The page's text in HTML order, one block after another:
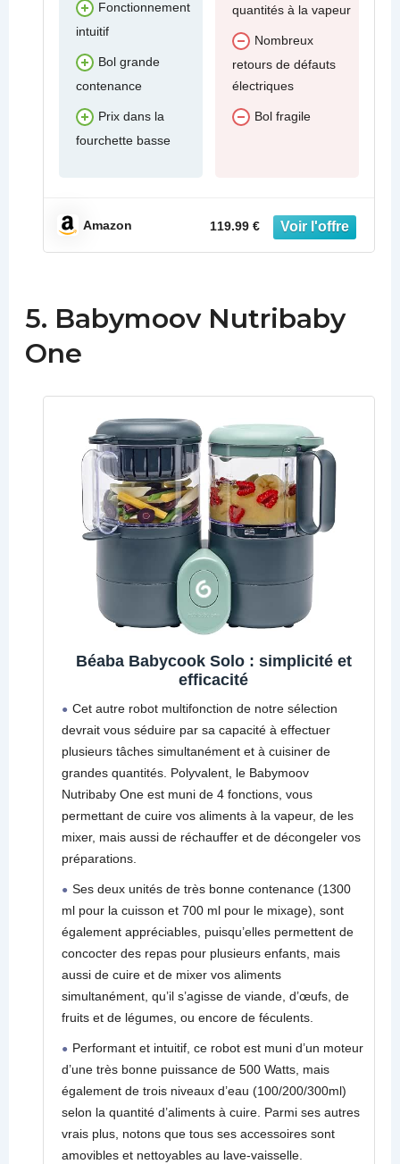
Fonctionnement
intuitif
Bol grande
contenance
Prix dans la
fourchette basse
quantités à la vapeur
Nombreux
retours de défauts
électriques
Bol fragile
Amazon 119.99 €
5. Babymoov Nutribaby
One
Béaba Babycook Solo : simplicité et
efficacité
Cet autre robot multifonction de notre sélection
devrait vous séduire par sa capacité à effectuer
plusieurs tâches simultanément et à cuisiner de
grandes quantités. Polyvalent, le Babymoov
Nutribaby One est muni de 4 fonctions, vous
permettant de cuire vos aliments à la vapeur, de les
mixer, mais aussi de réchauffer et de décongeler vos
préparations.
Ses deux unités de très bonne contenance (1300
ml pour la cuisson et 700 ml pour le mixage), sont
également appréciables, puisqu’elles permettent de
concocter des repas pour plusieurs enfants, mais
aussi de cuire et de mixer vos aliments
simultanément, qu’il s’agisse de viande, d’œufs, de
fruits et de légumes, ou encore de féculents.
Performant et intuitif, ce robot est muni d’un moteur
d’une très bonne puissance de 500 Watts, mais
également de trois niveaux d’eau (100/200/300ml)
selon la quantité d’aliments à cuire. Parmi ses autres
vrais plus, notons que tous ses accessoires sont
amovibles et nettoyables au lave-vaisselle.